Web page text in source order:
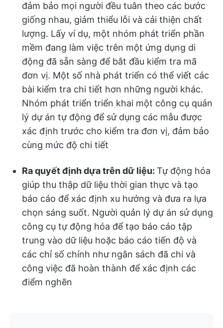
đảm bảo mọi người đều tuân theo các bước
giống nhau, giảm thiểu lỗi và cải thiện chất
lượng. Lấy ví dụ, một nhóm phát triển phần
mềm đang làm việc trên một ứng dụng di
động đã sẵn sàng để bắt đầu kiểm tra mã
đơn vị. Một số nhà phát triển có thể viết các
bài kiểm tra chi tiết hơn những người khác.
Nhóm phát triển triển khai một công cụ quản
lý dự án tự động để sử dụng các mẫu được
xác định trước cho kiểm tra đơn vị, đảm bảo
cùng mức độ chi tiết
Ra quyết định dựa trên dữ liệu: Tự động hóa
giúp thu thập dữ liệu thời gian thực và tạo
báo cáo để xác định xu hướng và đưa ra lựa
chọn sáng suốt. Người quản lý dự án sử dụng
công cụ tự động hóa để tạo báo cáo tập
trung vào dữ liệu hoặc báo cáo tiến độ và
các chỉ số chính như ngân sách đã chi và
công việc đã hoàn thành để xác định các
điểm nghẽn